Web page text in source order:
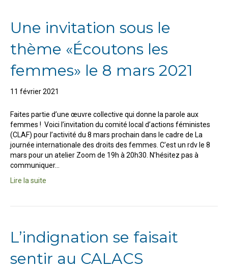
Une invitation sous le
thème «Écoutons les
femmes» le 8 mars 2021
11 février 2021
Faites partie d’une œuvre collective qui donne la parole aux
femmes ! Voici l’invitation du comité local d’actions féministes
(CLAF) pour l’activité du 8 mars prochain dans le cadre de La
journée internationale des droits des femmes. C’est un rdv le 8
mars pour un atelier Zoom de 19h à 20h30. N’hésitez pas à
communiquer…
Lire la suite
L’indignation se faisait
sentir au CALACS